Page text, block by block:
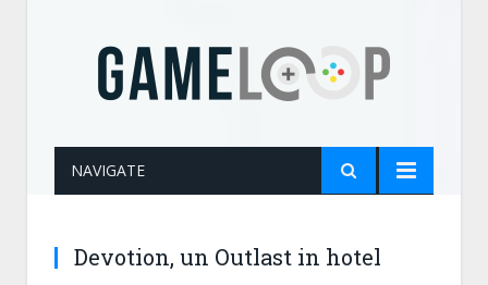
NAVIGATE
Devotion, un Outlast in hotel